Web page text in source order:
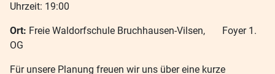
Uhrzeit: 19:00
Ort: Freie Waldorfschule Bruchhausen-Vilsen, Foyer 1.
OG
Für unsere Planung freuen wir uns über eine kurze